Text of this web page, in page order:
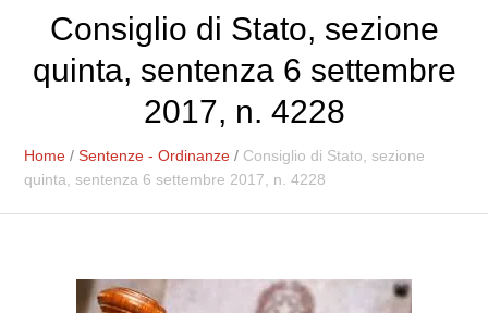
Consiglio di Stato, sezione
quinta, sentenza 6 settembre
2017, n. 4228
Home /Sentenze - Ordinanze / Consiglio di Stato, sezione
quinta, sentenza 6 settembre 2017, n. 4228